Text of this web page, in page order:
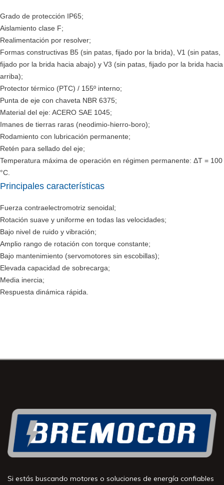
Grado de protección IP65;
Aislamiento clase F;
Realimentación por resolver;
Formas constructivas B5 (sin patas, fijado por la brida), V1 (sin patas,
fijado por la brida hacia abajo) y V3 (sin patas, fijado por la brida hacia
arriba);
Protector térmico (PTC) / 155º interno;
Punta de eje con chaveta NBR 6375;
Material del eje: ACERO SAE 1045;
Imanes de tierras raras (neodimio-hierro-boro);
Rodamiento con lubricación permanente;
Retén para sellado del eje;
Temperatura máxima de operación en régimen permanente: ΔT = 100
°C.
Principales características
Fuerza contraelectromotriz senoidal;
Rotación suave y uniforme en todas las velocidades;
Bajo nivel de ruido y vibración;
Amplio rango de rotación con torque constante;
Bajo mantenimiento (servomotores sin escobillas);
Elevada capacidad de sobrecarga;
Media inercia;
Respuesta dinámica rápida.
Si estás buscando motores o soluciones de energía confiables